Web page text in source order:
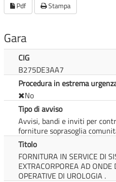
Pdf Stampa
Gara
CIG
B275DE3AA7
Procedura in estrema
No
Tipo di avviso
Avvisi, bandi e inviti per
forniture soprasoglia
Titolo
FORNITURA IN SERVICE DI
EXTRACORPOREA AD ONDE
OPERATIVE DI UROLOGIA .